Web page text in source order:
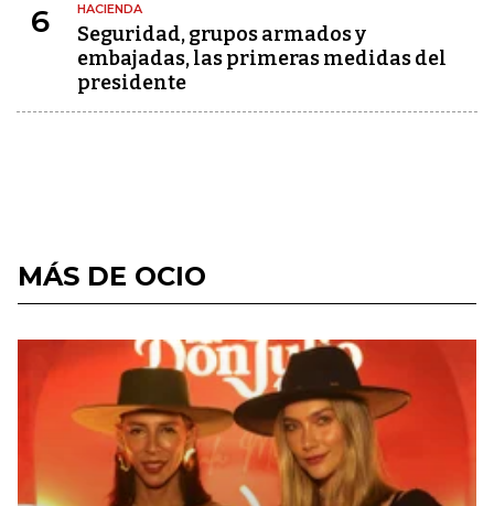
6 HACIENDA
Seguridad, grupos armados y
embajadas, las primeras medidas del
presidente
MÁS DE OCIO